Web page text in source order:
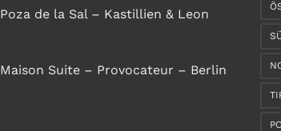
Poza de la Sal – Kastillien & Leon
Maison Suite – Provocateur – Berlin